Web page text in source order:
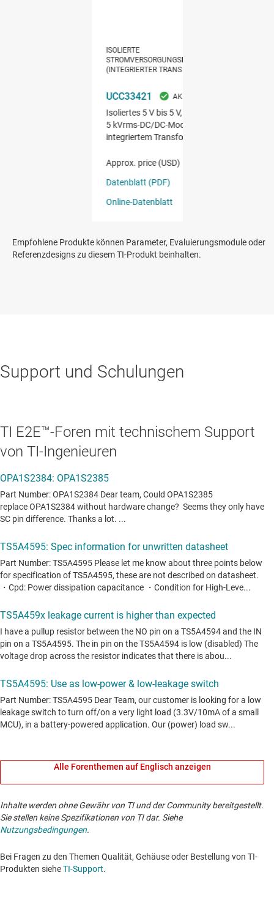
Empfohlene Produkte können Parameter, Evaluierungsmodule oder
Referenzdesigns zu diesem TI-Produkt beinhalten.
Support und Schulungen
TI E2E™-Foren mit technischem Support
von TI-Ingenieuren
Alle Forenthemen auf Englisch anzeigen
Inhalte werden ohne Gewähr von TI und der Community bereitgestellt.
Sie stellen keine Spezifikationen von TI dar. Siehe
Nutzungsbedingungen.
Bei Fragen zu den Themen Qualität, Gehäuse oder Bestellung von TI-
Produkten sieheTI-Support. ​​​​​​​​​​​​​​